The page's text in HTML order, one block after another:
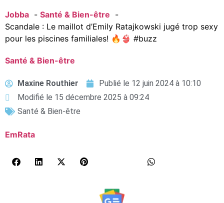
Jobba
Santé & Bien-être
Scandale : Le maillot d’Emily Ratajkowski jugé trop sexy
pour les piscines familiales! 🔥👙 #buzz
Santé & Bien-être
Maxine Routhier Publié le 12 juin 2024 à 10:10
Modifié le 15 décembre 2025 à 09:24
Santé & Bien-être
EmRata